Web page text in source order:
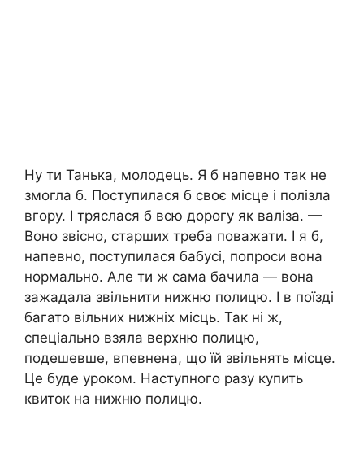
Ну ти Танька, молодець. Я б напевно так не
змогла б. Поступилася б своє місце і полізла
вгору. І тряслася б всю дорогу як валіза. —
Воно звісно, старших треба поважати. І я б,
напевно, поступилася бабусі, попроси вона
нормально. Але ти ж сама бачила — вона
зажадала звільнити нижню полицю. І в поїзді
багато вільних нижніх місць. Так ні ж,
спеціально взяла верхню полицю,
подешевше, впевнена, що їй звільнять місце.
Це буде уроком. Наступного разу купить
квиток на нижню полицю.